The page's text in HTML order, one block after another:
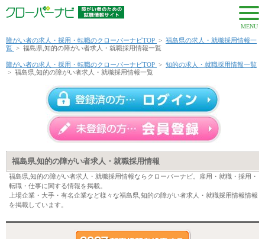
MENU
障がい者の求人・採用・転職のクローバーナビTOP > 福島県の求人・就職採用情報一
覧 > 福島県,知的の障がい者求人・就職採用情報一覧
障がい者の求人・採用・転職のクローバーナビTOP > 知的の求人・就職採用情報一覧
> 福島県,知的の障がい者求人・就職採用情報一覧
福島県,知的の障がい者求人・就職採用情報
福島県,知的の障がい者求人・就職採用情報ならクローバーナビ。雇用・就職・採用・
転職・仕事に関する情報を掲載。
上場企業・大手・有名企業など様々な福島県,知的の障がい者求人・就職採用情報情報
を掲載しています。